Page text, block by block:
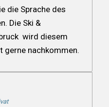
die Sprache des
Die Ski &
wird diesem
gerne nachkommen.